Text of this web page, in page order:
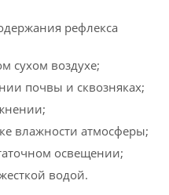
рефлекса
сухом воздухе;
почвы и сквозняках;
влажности атмосферы;
освещении;
водой.